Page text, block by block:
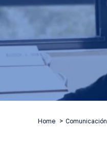
Home Comunicación